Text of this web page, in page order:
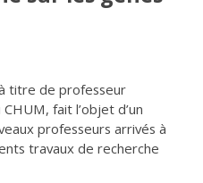
titre de professeur
fait l’objet d’un
professeurs arrivés à
travaux de recherche